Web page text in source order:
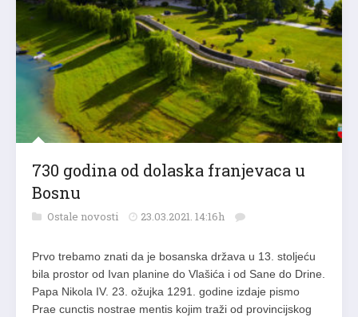
730 godina od dolaska franjevaca u
Bosnu
Ostale novosti 23.03.2021. 14:16h
Prvo trebamo znati da je bosanska država u 13. stoljeću
bila prostor od Ivan planine do Vlašića i od Sane do Drine.
Papa Nikola IV. 23. ožujka 1291. godine izdaje pismo
Prae cunctis nostrae mentis kojim traži od provincijskog